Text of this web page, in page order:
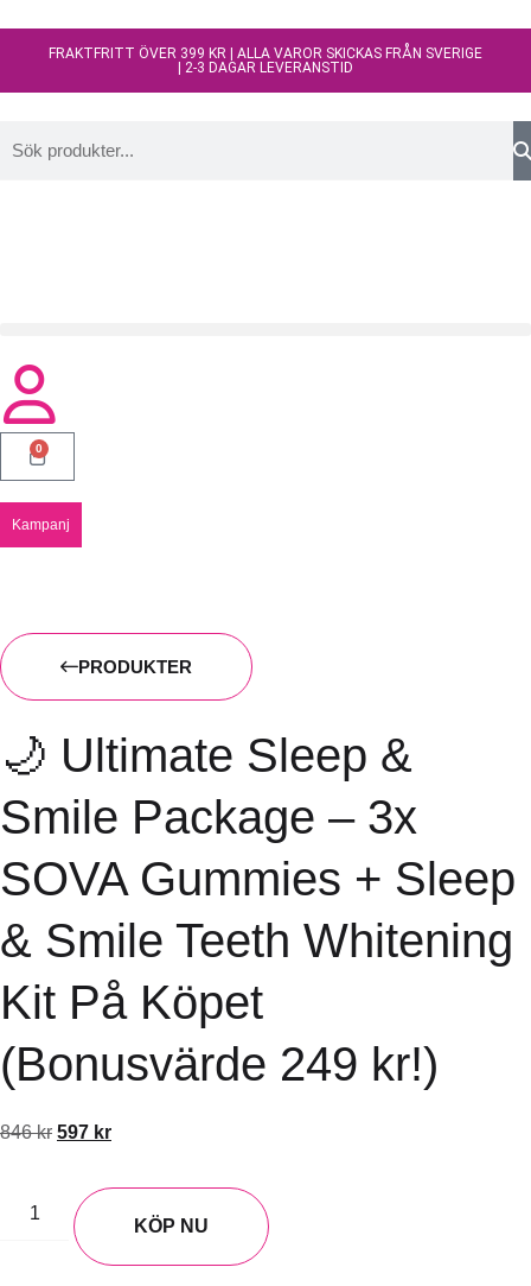
FRAKTFRITT ÖVER 399 KR | ALLA VAROR SKICKAS FRÅN SVERIGE
| 2-3 DAGAR LEVERANSTID
0
Kampanj
PRODUKTER
🌙 Ultimate Sleep &
Smile Package – 3x
SOVA Gummies + Sleep
& Smile Teeth Whitening
Kit På Köpet
(Bonusvärde 249 kr!)
846kr 597 kr
KÖP NU